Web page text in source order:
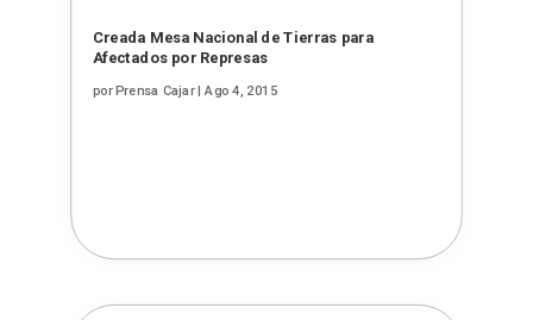
Creada Mesa Nacional de Tierras para
Afectados por Represas
porPrensa Cajar|Ago 4, 2015